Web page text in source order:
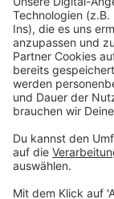
Anzeige
Raucher will
Anzeige
Ein